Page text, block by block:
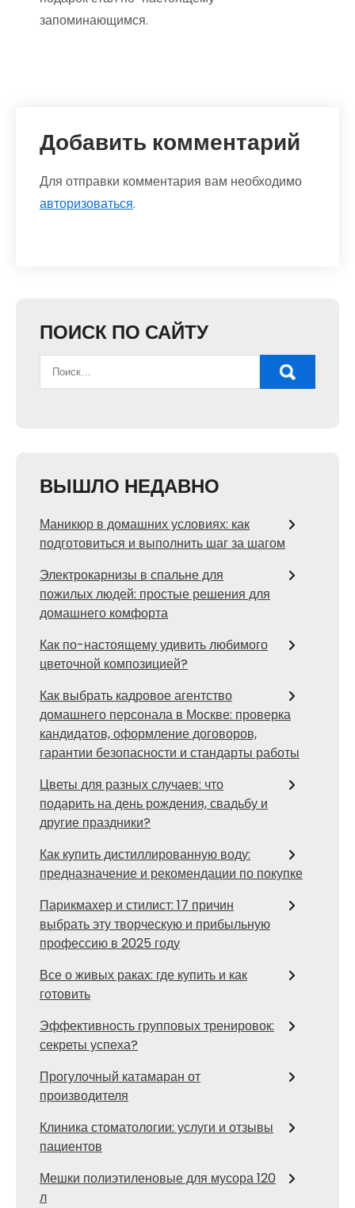
запоминающимся.
Добавить комментарий
Для отправки комментария вам необходимо
авторизоваться.
ПОИСК ПО САЙТУ
ВЫШЛО НЕДАВНО
Маникюр в домашних условиях: как
подготовиться и выполнить шаг за шагом
Электрокарнизы в спальне для
пожилых людей: простые решения для
домашнего комфорта
Как по-настоящему удивить любимого
цветочной композицией?
Как выбрать кадровое агентство
домашнего персонала в Москве: проверка
кандидатов, оформление договоров,
гарантии безопасности и стандарты работы
Цветы для разных случаев: что
подарить на день рождения, свадьбу и
другие праздники?
Как купить дистиллированную воду:
предназначение и рекомендации по покупке
Парикмахер и стилист: 17 причин
выбрать эту творческую и прибыльную
профессию в 2025 году
Все о живых раках: где купить и как
готовить
Эффективность групповых тренировок:
секреты успеха?
Прогулочный катамаран от
производителя
Клиника стоматологии: услуги и отзывы
пациентов
Мешки полиэтиленовые для мусора 120
л